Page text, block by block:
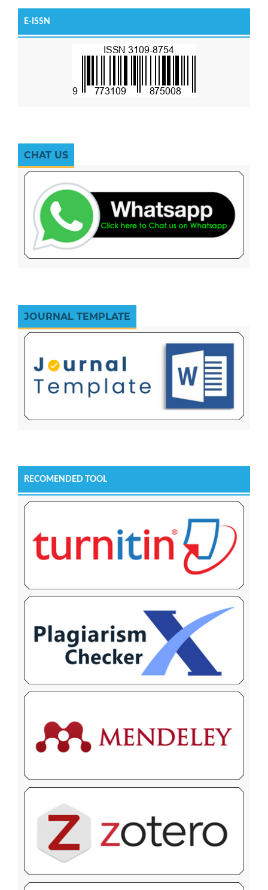
E-ISSN
CHAT US
JOURNAL TEMPLATE
RECOMENDED TOOL